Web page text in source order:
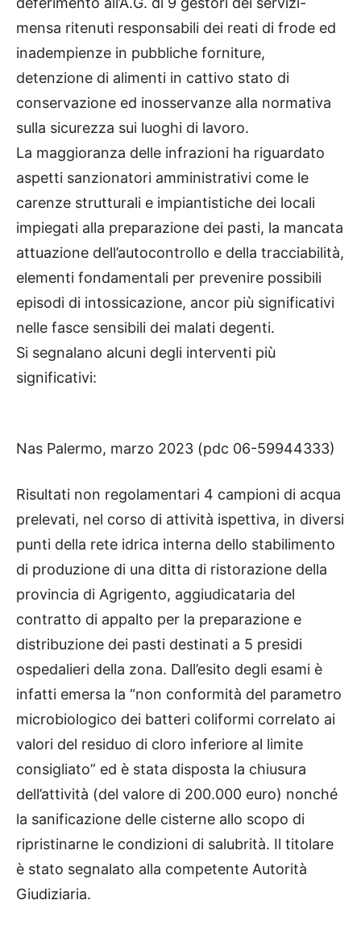
mensa ritenuti responsabili dei reati di frode ed
inadempienze in pubbliche forniture,
detenzione di alimenti in cattivo stato di
conservazione ed inosservanze alla normativa
sulla sicurezza sui luoghi di lavoro.
La maggioranza delle infrazioni ha riguardato
aspetti sanzionatori amministrativi come le
carenze strutturali e impiantistiche dei locali
impiegati alla preparazione dei pasti, la mancata
attuazione dell’autocontrollo e della tracciabilità,
elementi fondamentali per prevenire possibili
episodi di intossicazione, ancor più significativi
nelle fasce sensibili dei malati degenti.
Si segnalano alcuni degli interventi più
significativi:
Nas Palermo, marzo 2023 (pdc 06-59944333)
Risultati non regolamentari 4 campioni di acqua
prelevati, nel corso di attività ispettiva, in diversi
punti della rete idrica interna dello stabilimento
di produzione di una ditta di ristorazione della
provincia di Agrigento, aggiudicataria del
contratto di appalto per la preparazione e
distribuzione dei pasti destinati a 5 presidi
ospedalieri della zona. Dall’esito degli esami è
infatti emersa la “non conformità del parametro
microbiologico dei batteri coliformi correlato ai
valori del residuo di cloro inferiore al limite
consigliato” ed è stata disposta la chiusura
dell’attività (del valore di 200.000 euro) nonché
la sanificazione delle cisterne allo scopo di
ripristinarne le condizioni di salubrità. Il titolare
è stato segnalato alla competente Autorità
Giudiziaria.